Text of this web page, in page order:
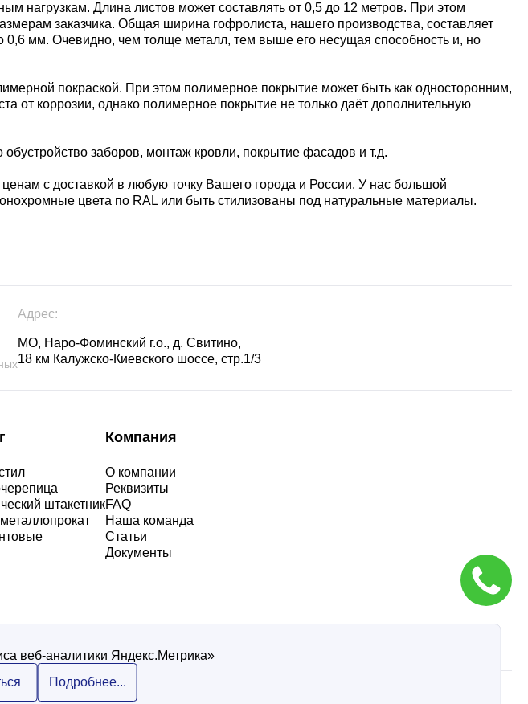
нагрузкам. Длина листов может составлять от 0,5 до 12 метров. При этом
заказчика. Общая ширина гофролиста, нашего производства, составляет
0,6 мм. Очевидно, чем толще металл, тем выше его несущая способность и, но
покраской. При этом полимерное покрытие может быть как односторонним,
от коррозии, однако полимерное покрытие не только даёт дополнительную
заборов, монтаж кровли, покрытие фасадов и т.д.
с доставкой в любую точку Вашего города и России. У нас большой
цвета по RAL или быть стилизованы под натуральные материалы.
Адрес:
МО, Наро-Фоминский г.о., д. Свитино,
18 км Калужско-Киевского шоссе, стр.1/3
штакетник
Компания
О компании
Реквизиты
FAQ
Наша команда
Статьи
Документы
конфиденциальности
веб-аналитики Яндекс.Метрика»
Подробнее...